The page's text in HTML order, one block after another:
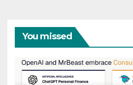
You missed